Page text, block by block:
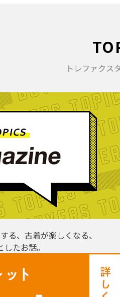
トレファクス
る、古着が楽しくなる、
たお話。